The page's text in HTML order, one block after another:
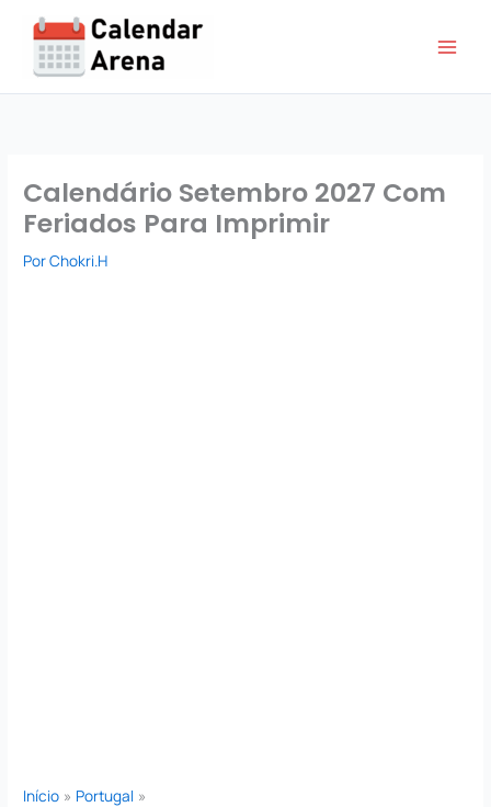
conteúdo
Calendário Setembro 2027 Com
Feriados Para Imprimir
PorChokri.H
Início
Portugal